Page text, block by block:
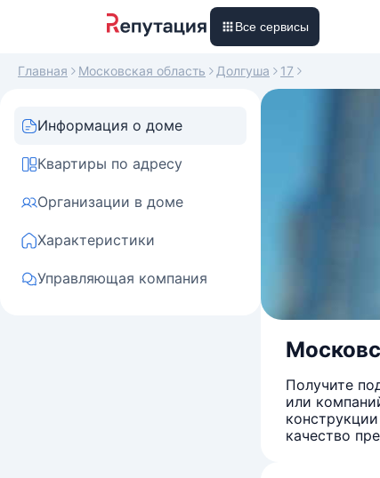
Все сервисы
Главная Московская область Долгуша 17
Информация о доме
Квартиры по адресу
Организации в доме
Характеристики
Управляющая компания
Получите
или
качество